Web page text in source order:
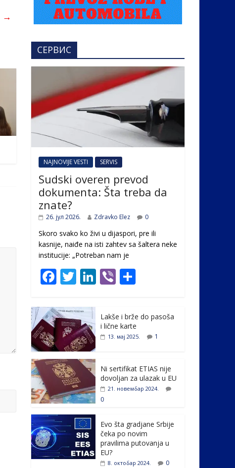
→
СЕРВИС
NAJNOVIJE VESTI SERVIS
Sudski overen prevod
dokumenta: Šta treba da
znate?
26. јул 2026. Zdravko Elez 0
Skoro svako ko živi u dijaspori, pre ili
kasnije, naiđe na isti zahtev sa šaltera neke
institucije: „Potreban nam je
F
e
b
o
o
k
T
itt
er
Li
e
dI
Vi
er ar
e
Lakše i brže do pasoša
i lične karte
13. мај 2025. 1
Ni sertifikat ETIAS nije
dovoljan za ulazak u EU
21. новембар 2024.
0
Evo šta gradjane Srbije
čeka po novim
pravilima putovanja u
EU?
8. октобар 2024. 0